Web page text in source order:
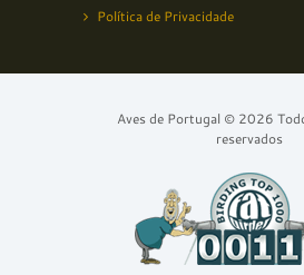
Política de Privacidade
Aves de Portugal © 2026
reservados